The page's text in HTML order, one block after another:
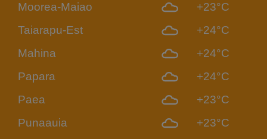
Moorea-Maiao
+23°C
Taiarapu-Est
+24°C
Mahina
+24°C
Papara
+24°C
Paea
+23°C
Punaauia
+23°C